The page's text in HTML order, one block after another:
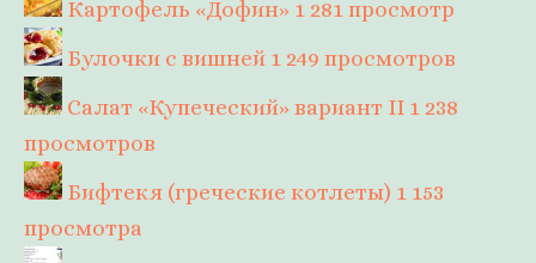
Картофель «Дофин» 1 281 просмотр
Булочки с вишней 1 249 просмотров
Салат «Купеческий» вариант II 1 238
просмотров
Бифтекя (греческие котлеты) 1 153
просмотра